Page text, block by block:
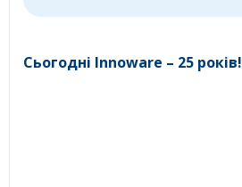
Сьогодні Innoware – 25 років!